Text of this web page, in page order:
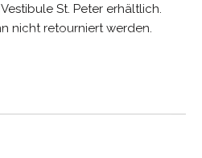
St. Peter erhältlich.
nicht retourniert werden.
unserem Newsletter an und